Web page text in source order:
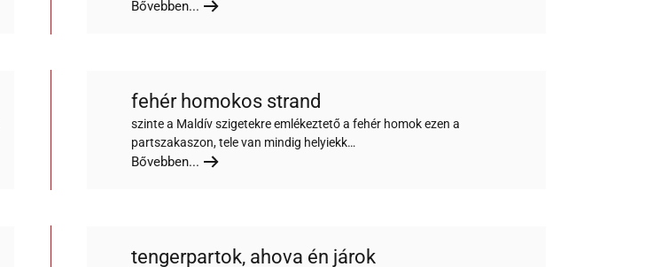
Bővebben...
fehér homokos strand
szinte a Maldív szigetekre emlékeztető a fehér homok ezen a
partszakaszon, tele van mindig helyiekk…
Bővebben...
tengerpartok, ahova én járok